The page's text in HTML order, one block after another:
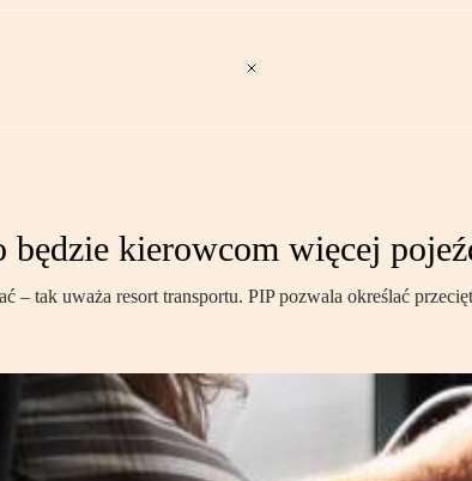
będzie kierowcom więcej
tak uważa resort transportu. PIP pozwala określać